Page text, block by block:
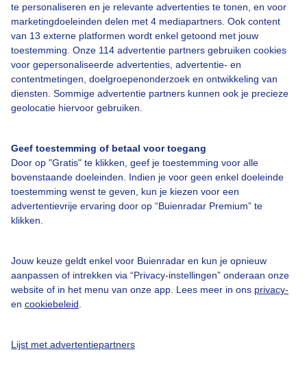
te personaliseren en je relevante advertenties te tonen, en voor
marketingdoeleinden delen met 4 mediapartners. Ook content
van 13 externe platformen wordt enkel getoond met jouw
toestemming. Onze 114 advertentie partners gebruiken cookies
voor gepersonaliseerde advertenties, advertentie- en
contentmetingen, doelgroepenonderzoek en ontwikkeling van
diensten. Sommige advertentie partners kunnen ook je precieze
geolocatie hiervoor gebruiken.
Geef toestemming of betaal voor toegang
Door op "Gratis" te klikken, geef je toestemming voor alle
bovenstaande doeleinden. Indien je voor geen enkel doeleinde
toestemming wenst te geven, kun je kiezen voor een
advertentievrije ervaring door op “Buienradar Premium” te
klikken.
Jouw keuze geldt enkel voor Buienradar en kun je opnieuw
aanpassen of intrekken via “Privacy-instellingen” onderaan onze
website of in het menu van onze app. Lees meer in ons privacy-
en cookiebeleid
Lijst met advertentiepartners
Over Buienradar
Veelgestelde vragen
Contact
Toegankelijkheid
Gebruikersvoorwaarden
Buienradar Team
Privacy beleid
Privacy instellingen